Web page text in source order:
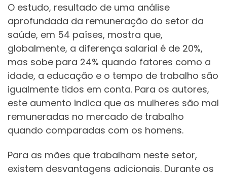
O estudo, resultado de uma análise
aprofundada da remuneração do setor da
saúde, em 54 países, mostra que,
globalmente, a diferença salarial é de 20%,
mas sobe para 24% quando fatores como a
idade, a educação e o tempo de trabalho são
igualmente tidos em conta. Para os autores,
este aumento indica que as mulheres são mal
remuneradas no mercado de trabalho
quando comparadas com os homens.
Para as mães que trabalham neste setor,
existem desvantagens adicionais. Durante os